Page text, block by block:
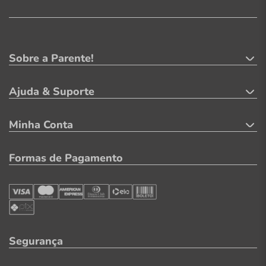
Sobre a Parente!
Ajuda & Suporte
Minha Conta
Formas de Pagamento
Segurança